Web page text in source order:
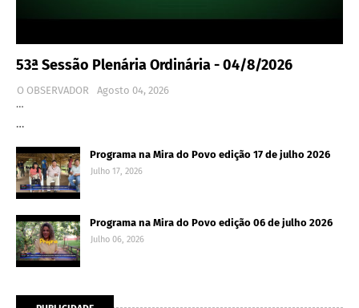
53ª Sessão Plenária Ordinária - 04/8/2026
O OBSERVADOR
Agosto 04, 2026
…
…
Programa na Mira do Povo edição 17 de julho 2026
Julho 17, 2026
Programa na Mira do Povo edição 06 de julho 2026
Julho 06, 2026